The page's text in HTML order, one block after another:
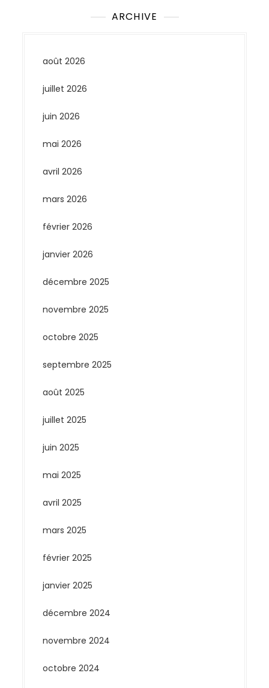
ARCHIVE
août 2026
juillet 2026
juin 2026
mai 2026
avril 2026
mars 2026
février 2026
janvier 2026
décembre 2025
novembre 2025
octobre 2025
septembre 2025
août 2025
juillet 2025
juin 2025
mai 2025
avril 2025
mars 2025
février 2025
janvier 2025
décembre 2024
novembre 2024
octobre 2024